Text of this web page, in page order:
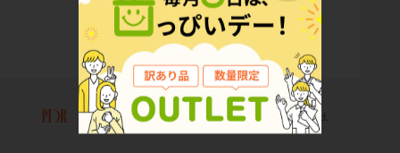
Copyright(C) P.D.R. Co.,Ltd. All Rights Reserved.